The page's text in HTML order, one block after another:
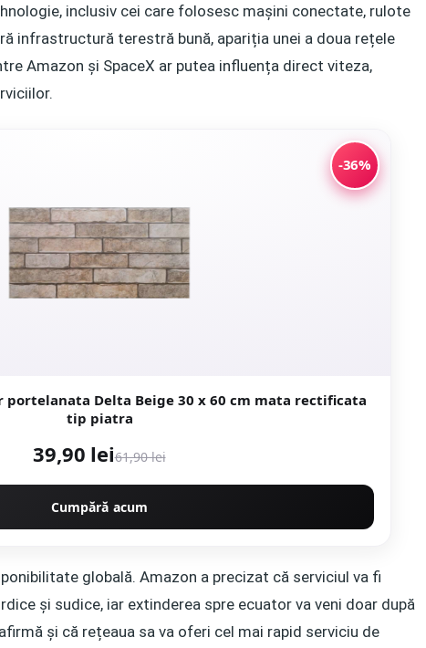
inclusiv cei care folosesc mașini conectate, rulote
infrastructură terestră bună, apariția unei a doua rețele
Amazon și SpaceX ar putea influența direct viteza,
-36%
Beige 30 x 60 cm mata rectificata
tip piatra
39,90 lei61,90 lei
Cumpără acum
globală. Amazon a precizat că serviciul va fi
și sudice, iar extinderea spre ecuator va veni doar după
și că rețeaua sa va oferi cel mai rapid serviciu de